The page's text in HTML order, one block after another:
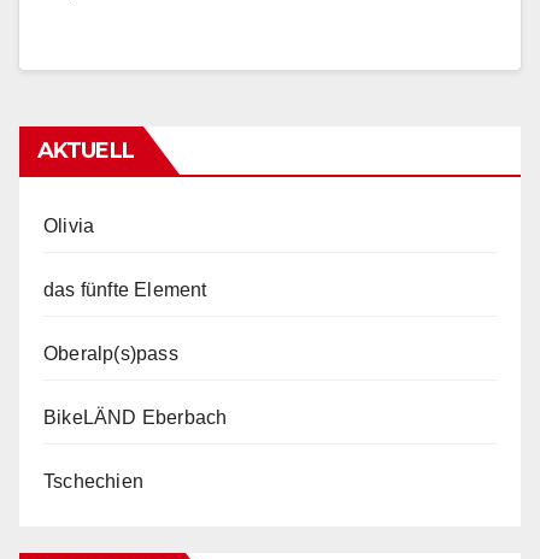
AKTUELL
Olivia
das fünfte Element
Oberalp(s)pass
BikeLÄND Eberbach
Tschechien